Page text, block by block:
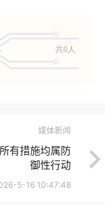
共0人
媒体新闻
有措施均属防
御性行动
5-16 10:47:48